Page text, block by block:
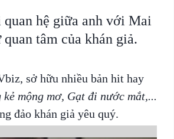
hệ giữa anh với Mai
tâm của khán giả.
sở hữu nhiều bản hit hay
mộng mơ, Gạt đi nước mắt,...
đảo khán giả yêu quý.